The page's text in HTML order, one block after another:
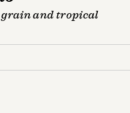
grain and tropical